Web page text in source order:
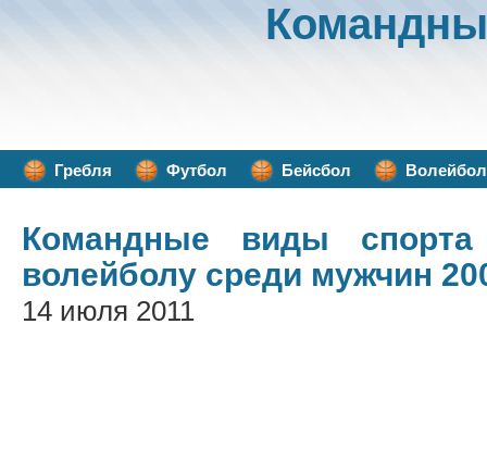
Гребля Футбол Бейсбол Волейбол
Командные виды спорта
волейболу среди мужчин
14 июля 2011